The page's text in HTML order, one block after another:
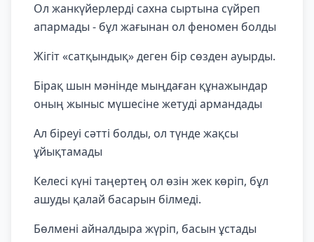
Ол жанкүйерлерді сахна сыртына сүйреп
апармады - бұл жағынан ол феномен болды
Жігіт «сатқындық» деген бір сөзден ауырды.
Бірақ шын мәнінде мыңдаған құнажындар
оның жыныс мүшесіне жетуді армандады
Ал біреуі сәтті болды, ол түнде жақсы
ұйықтамады
Келесі күні таңертең ол өзін жек көріп, бұл
ашуды қалай басарын білмеді.
Бөлмені айналдыра жүріп, басын ұстады